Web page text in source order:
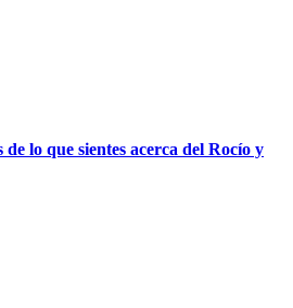
lo que sientes acerca del Rocío y